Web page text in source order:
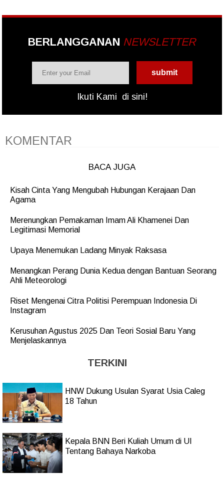
BERLANGGANAN NEWSLETTER
Ikuti Kami di sini!
KOMENTAR
BACA JUGA
Kisah Cinta Yang Mengubah Hubungan Kerajaan Dan
Agama
Merenungkan Pemakaman Imam Ali Khamenei Dan
Legitimasi Memorial
Upaya Menemukan Ladang Minyak Raksasa
Menangkan Perang Dunia Kedua dengan Bantuan Seorang
Ahli Meteorologi
Riset Mengenai Citra Politisi Perempuan Indonesia Di
Instagram
Kerusuhan Agustus 2025 Dan Teori Sosial Baru Yang
Menjelaskannya
TERKINI
HNW Dukung Usulan Syarat Usia Caleg
18 Tahun
Kepala BNN Beri Kuliah Umum di UI
Tentang Bahaya Narkoba